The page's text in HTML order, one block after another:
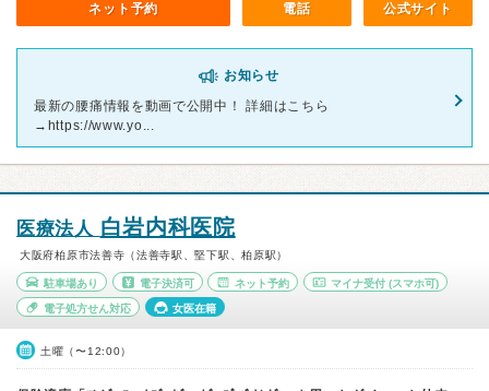
ネット予約 電話 公式サイト
お知らせ
最新の腰痛情報を動画で公開中！ 詳細はこちら
→https://www.yo...
医療法人 白岩内科医院
大阪府柏原市法善寺（法善寺駅、堅下駅、柏原駅）
駐車場あり 電子決済可 ネット予約 マイナ受付 (スマホ可)
電子処方せん対応 女医在籍
土曜（〜12:00）